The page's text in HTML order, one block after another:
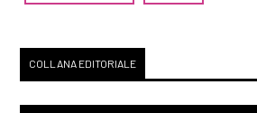
COLLANA EDITORIALE